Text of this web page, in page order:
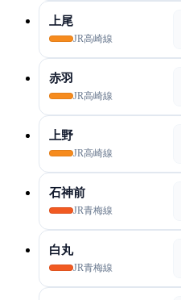
上尾
JR高崎線
赤羽
JR高崎線
上野
JR高崎線
石神前
JR青梅線
白丸
JR青梅線